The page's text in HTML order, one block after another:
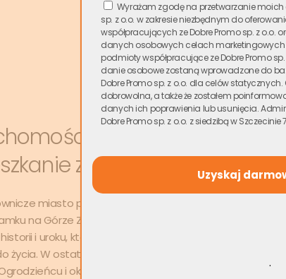
Ogrodzieniec – Jak
za gotówkę w
miasto położone w województwie śląskim, znane
na Górze Zamkowej, będącego częścią Szlaku Orlich
i uroku, które przyciąga zarówno turystów, jak i
życia. W ostatnich latach obserwujemy rosnące
i okolicznych miejscowościach, takich jak
Wyrażam zgodę na przetwarzanie
sp. z o.o. w zakresie niezbędnym do
współpracujących ze Dobre Promo sp. z o.o.
danych osobowych celach marketingowych
podmioty współpracujące ze Dobre Promo
danie osobowe zostaną wprowadzone do
Dobre Promo sp. z o.o. dla celów
dobrowolna, a także że zostałem
danych ich poprawienia lub usunięcia.
Dobre Promo sp. z o.o. z siedzibą w Szczecinie
.